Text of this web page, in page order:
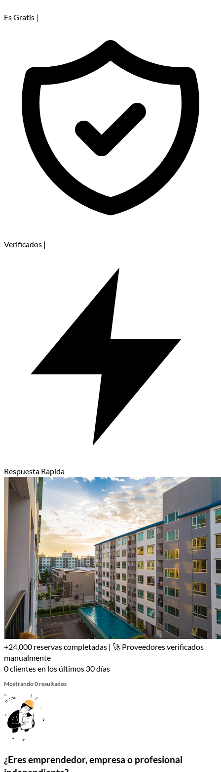
Es Gratis |
Verificados |
Respuesta Rapida
+24,000 reservas completadas | 🚀 Proveedores verificados
manualmente
0 clientes en los últimos 30 días
Mostrando 0 resultados
¿Eres emprendedor, empresa o profesional